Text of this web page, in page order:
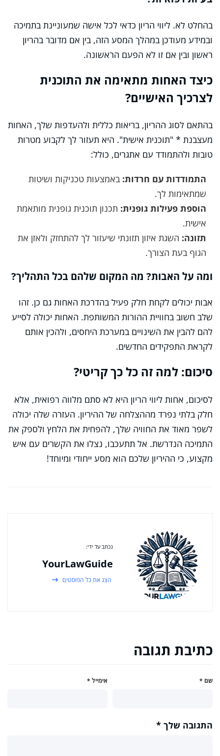
בהחלט לא. ליווי הריון כדאי לכל אישה שמעוניינת בתמיכה
ובמידע מעודכן במהלך המסע הזה, בין אם מדובר בהריון
ראשון ובין אם זו לא הפעם הראשונה.
כיצד האחות מתאימה את התוכנית
לצרכיך האישיים?
בהתאם לסוג ההריון, בריאות כללית ולהעדפות שלך, האחות
מעצבנת * "תוכנית אישית". היא תעזור לך לקבוע מטרות
טובות ולהתמודד עם אתגרים, כולל:
התמודדות עם חרדות: באמצעות טכניקות ושיטות
שמתאימות לך.
הוספת פעילות גופנית: תכנון תוכנית גופנית מותאמת
אישית.
תזונה: השגת איזון תזונתי שיעזור לך להתחזק ולאזן את
הגוף בעת הצורך.
ומה על האבות? מה המקום שלהם בכל התהליך?
אבות יכולים לקחת חלק פעיל בהדרכת האחות גם כן. זהו
שלב חשוב בחוויית ההורות המשותפת. האחות יכולה לסייע
להם להבין את השינויים במערכת היחסים, ולהכין אותם
לקראת התפקידים החדשים.
סיכום: למה זה כל כך קריטי?
לסיכום, אחות ליווי הריון היא לא סתם מלווה רפואית, אלא
חלק בלתי נפרד מההצלחה של ההיריון. העזרה שלה יכולה
לשפר מאוד את החוויה שלך, להפחית את הלחץ ולספק את
התמיכה הנדרשת. אל תתעכבו, נצלו את הקשרים עם איש
מקצוע, כי ההיריון שלכם הוא מסע ייחודי ומיוחד!
נכתב על ידי:
YourLawGuide
הצג את כל הפוסטים
כתיבת תגובה
שם * אימייל *
התגובה שלך *